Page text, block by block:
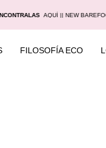
AQUÍ || NEW
FILOSOFÍA ECO